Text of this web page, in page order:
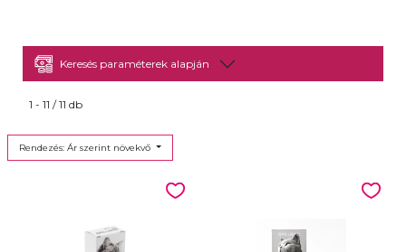
Keresés paraméterek alapján
1 - 11 / 11 db
Rendezés: Ár szerint növekvő